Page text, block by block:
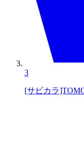
3
[サビカラ